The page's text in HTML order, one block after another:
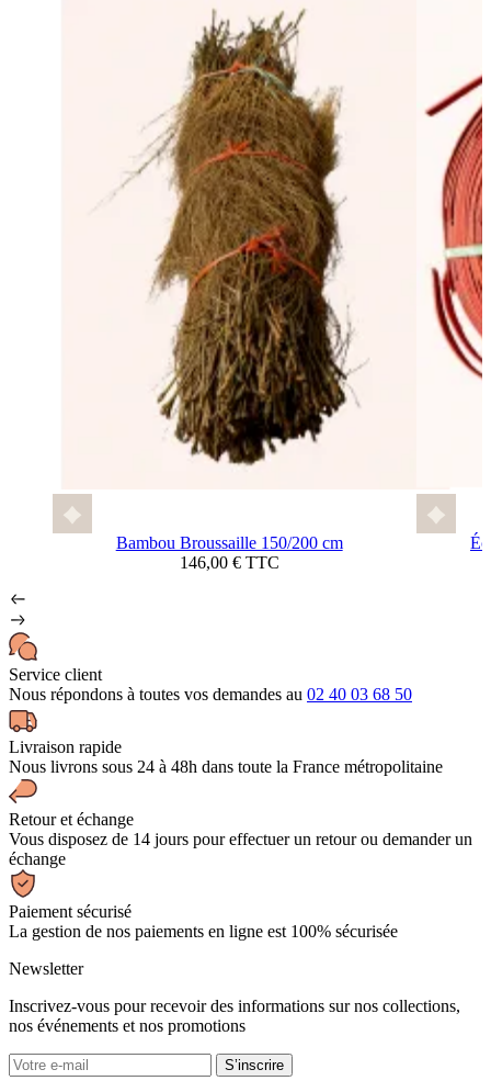
Bambou Broussaille 150/200 cm
146,00 € TTC
Service client
Nous répondons à toutes vos demandes au 02 40 03 68 50
Livraison rapide
Nous livrons sous 24 à 48h dans toute la France métropolitaine
Retour et échange
Vous disposez de 14 jours pour effectuer un retour ou demander un
échange
Paiement sécurisé
La gestion de nos paiements en ligne est 100% sécurisée
Newsletter
Inscrivez-vous pour recevoir des informations sur nos collections,
nos événements et nos promotions